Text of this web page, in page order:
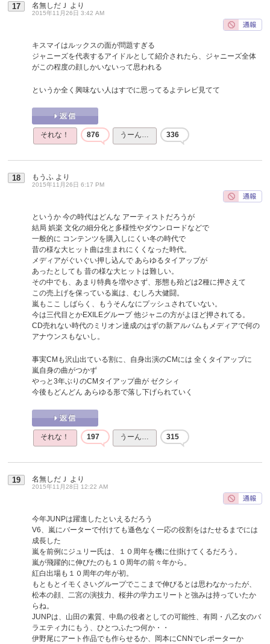
17 名無しだＪ より
2015年11月26日 3:42 AM
キスマイはルックスの面が問題すぎる
ジャニーズを代表するアイドルとして紹介されたら、ジャニーズ全体
がこの程度の顔しかいないって思われる
というか全く興味ない人はすでに思ってるよテレビ見てて
それな！ 876 うーん… 336
18 もうふ より
2015年11月26日 6:17 PM
というか 今の時代はどんな アーティストだろうが
結局 娯楽 文化の細分化と多様性やダウンロードなどで
一般的に コンテンツを購入しにくい冬の時代で
昔の様な大ヒット曲は生まれにくくなった時代。
メディアがぐいぐい押し込んで あらゆるタイアップが
あったとしても 昔の様な大ヒットは難しい。
その中でも、あまり特典を増やさず、形態も殆どは2種に押さえて
この売上げを保っている嵐は、むしろ大健闘。
嵐もここ しばらく、もうそんなにプッシュされていない。
今は三代目とかEXILEグループ 他ジャニの方がよほど押されてる。
CD売れない時代のミリオン達成のはずの新アルバムもメディアで何の
アナウンスもないし。
事実CMも沢山出ている割に、自身出演のCMには 全くタイアップに
嵐自身の曲がつかず
やっと3年ぶりのCMタイアップ曲が ゼクシィ
今後もどんどん あらゆる形で落し下げられていく
それな！ 197 うーん… 315
19 名無しだＪ より
2015年11月28日 12:22 AM
今年JUNPは躍進したといえるだろう
V6、嵐にバーターで付けても遜色なく一応の役割をはたせるまでには
成長した
嵐を前例にジュリー氏は、１０周年を機に仕掛けてくるだろう。
嵐が飛躍的に伸びたのも１０周年の前々年から。
紅白出場も１０周年の年が初。
もともとイモくさいグループでここまで伸びるとは思わなかったが、
松本の顔、二宮の演技力、桜井の学力エリートと強みは持っていたか
らね。
JUNPは、山田の素質、中島の役者としての可能性、有岡・八乙女のバ
ラエティ力にもう、ひとつふたつ何か・・
伊野尾にアート作品でも作らせるか、岡本にCNNでレポーターか